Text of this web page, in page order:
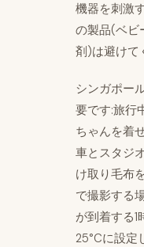
機器を刺激
の製品(ベビ
剤)は避けて
シンガポー
要です:旅行
ちゃんを着
車とスタジ
け取り毛布
で撮影する
が到着する1
25°Cに設定